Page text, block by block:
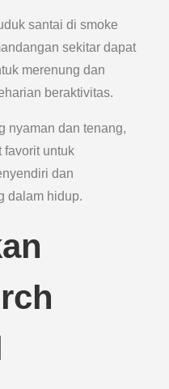
santai di smoke
sekitar dapat
merenung dan
beraktivitas.
nyaman dan tenang,
favorit untuk
dan
dalam hidup.